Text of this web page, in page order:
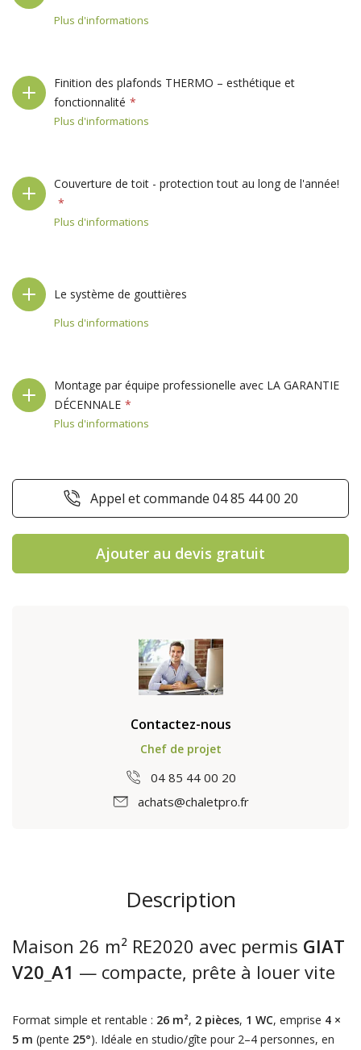
Plus d'informations
Finition des plafonds THERMO – esthétique et
fonctionnalité
Plus d'informations
Couverture de toit - protection tout au long de l'année!
Plus d'informations
Le système de gouttières
Plus d'informations
Montage par équipe professionelle avec LA GARANTIE
DÉCENNALE
Plus d'informations
Appel et commande 04 85 44 00 20
Ajouter au devis gratuit
Contactez-nous
Chef de projet
04 85 44 00 20
achats@chaletpro.fr
Description
Maison 26 m² RE2020 avec permis GIAT
V20_A1 — compacte, prête à louer vite
Format simple et rentable : 26 m², 2 pièces, 1 WC, emprise 4 ×
5 m (pente 25°). Idéale en studio/gîte pour 2–4 personnes, en